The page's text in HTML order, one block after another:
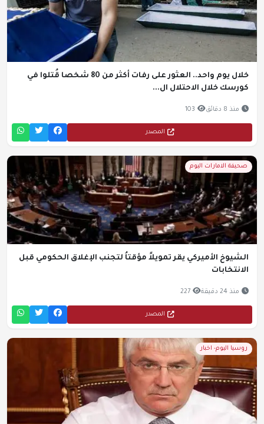
خلال يوم واحد.. العثور على رفات أكثر من 80 شخصا قُتلوا في
كورسك خلال الاحتلال ال...
منذ 8 دقائق 103
المصدر
صحيفة الامارات اليوم
الشيوخ الأميركي يقر تمويلاً مؤقتاُ لتجنب الإغلاق الحكومي قبل
الانتخابات
منذ 24 دقيقة 227
المصدر
روسيا اليوم- اخبار